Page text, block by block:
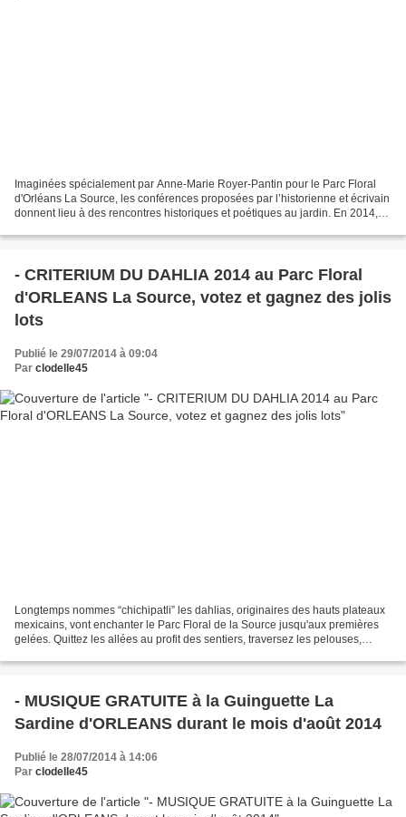
Imaginées spécialement par Anne-Marie Royer-Pantin pour le Parc Floral
d'Orléans La Source, les conférences proposées par l’historienne et écrivain
donnent lieu à des rencontres historiques et poétiques au jardin. En 2014,
- CRITERIUM DU DAHLIA 2014 au Parc Floral
d'ORLEANS La Source, votez et gagnez des jolis
lots
Publié le 29/07/2014 à 09:04
Par clodelle45
Longtemps nommes “chichipatli” les dahlias, originaires des hauts plateaux
mexicains, vont enchanter le Parc Floral de la Source jusqu'aux premières
gelées. Quittez les allées au profit des sentiers, traversez les pelouses,
- MUSIQUE GRATUITE à la Guinguette La
Sardine d'ORLEANS durant le mois d'août 2014
Publié le 28/07/2014 à 14:06
Par clodelle45